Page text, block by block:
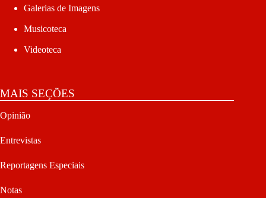
Galerias de Imagens
Musicoteca
Videoteca
MAIS SEÇÕES
Opinião
Entrevistas
Reportagens Especiais
Notas